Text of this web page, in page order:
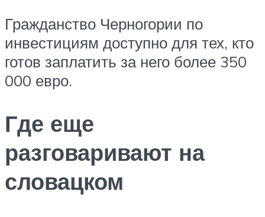
Гражданство Черногории по
инвестициям доступно для тех, кто
готов заплатить за него более 350
000 евро.
Где еще
разговаривают на
словацком